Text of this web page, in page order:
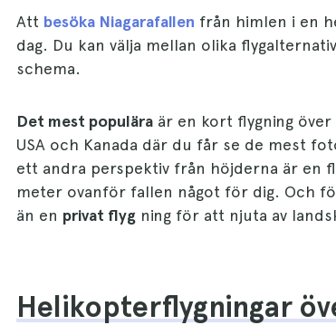
Att besöka Niagarafallen från himlen i en
dag. Du kan välja mellan olika
schema.
Det mest populära är en kort flygning
USA och Kanada där du får se de mest
ett andra perspektiv från höjderna är en
meter ovanför fallen något för dig. Och
än en privat flyg ning för att njuta av
Helikopterflygningar